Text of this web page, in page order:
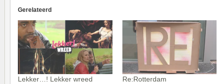
Gerelateerd
Lekker…! Lekker wreed
Re:Rotterdam